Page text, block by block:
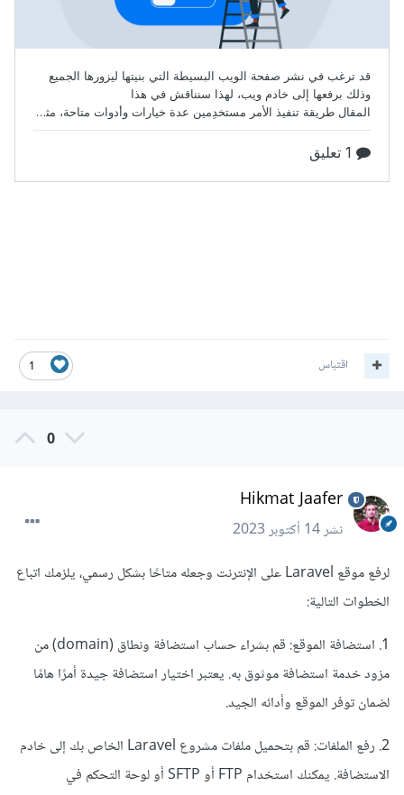
1 اقتباس
0
Hikmat Jaafer
نشر14 أكتوبر 2023
لرفع موقع Laravel على الإنترنت وجعله متاحًا بشكل رسمي، يلزمك اتباع
الخطوات التالية:
1. استضافة الموقع: قم بشراء حساب استضافة ونطاق (domain) من
مزود خدمة استضافة موثوق به. يعتبر اختيار استضافة جيدة أمرًا هامًا
لضمان توفر الموقع وأدائه الجيد.
2. رفع الملفات: قم بتحميل ملفات مشروع Laravel الخاص بك إلى خادم
الاستضافة. يمكنك استخدام FTP أو SFTP أو لوحة التحكم في